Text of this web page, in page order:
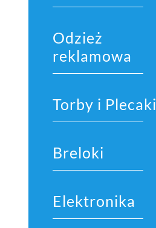
Odzież
reklamowa
Torby i Plecaki
Breloki
Elektronika